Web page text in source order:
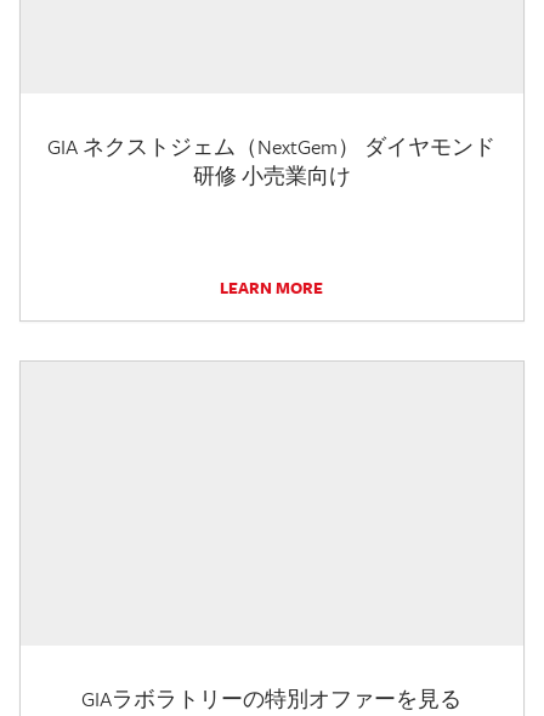
GIA ネクストジェム（NextGem） ダイヤモンド
研修 小売業向け
LEARN MORE
GIAラボラトリーの特別オファーを見る